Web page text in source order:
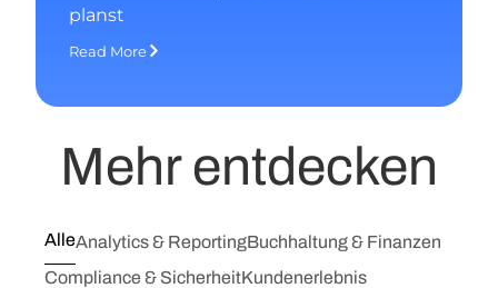
planst
Read More
Mehr entdecken
Analytics & ReportingBuchhaltung & Finanzen
Compliance & SicherheitKundenerlebnis
Alle